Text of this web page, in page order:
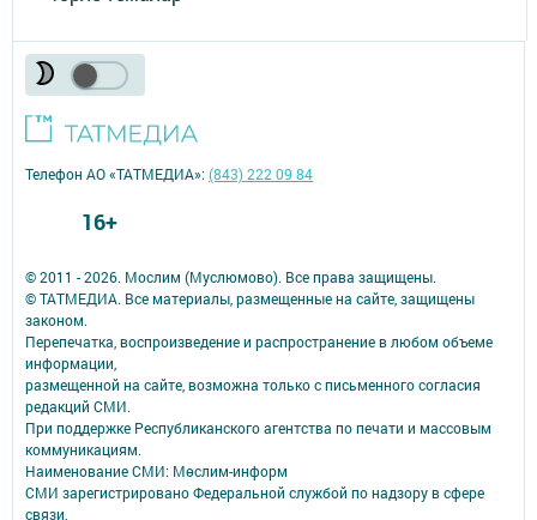
© 2011 - 2026. Мослим (Муслюмово). Все права защищены.
© ТАТМЕДИА. Все материалы, размещенные на сайте, защищены
законом.
Перепечатка, воспроизведение и распространение в любом объеме
информации,
размещенной на сайте, возможна только с письменного согласия
редакций СМИ.
При поддержке Республиканского агентства по печати и массовым
коммуникациям.
Наименование СМИ: Мөслим-информ
СМИ зарегистрировано Федеральной службой по надзору в сфере
связи,
Телефон АО «ТАТМЕДИА»:(843) 222 09 84
16+